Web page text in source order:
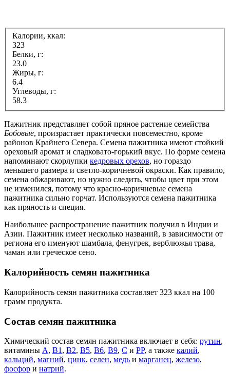
Калории, ккал:
323
Белки, г:
23.0
Жиры, г:
6.4
Углеводы, г:
58.3
Пажитник представляет собой пряное растение семейства
Бобовые, произрастает практически повсеместно, кроме
районов Крайнего Севера. Семена пажитника имеют стойкий
ореховый аромат и сладковато-горький вкус. По форме семена
напоминают скорлупки кедровых орехов, но гораздо
меньшего размера и светло-коричневой окраски. Как правило,
семена обжаривают, но нужно следить, чтобы цвет при этом
не изменился, потому что красно-коричневые семена
пажитника сильно горчат. Используются семена пажитника
как пряность и специя.
Наибольшее распространение пажитник получил в Индии и
Азии. Пажитник имеет несколько названий, в зависимости от
региона его именуют шамбала, фенугрек, верблюжья трава,
чаман или греческое сено.
Калорийность семян пажитника
Калорийность семян пажитника составляет 323 ккал на 100
грамм продукта.
Состав семян пажитника
Химический состав семян пажитника включает в себя: рутин,
витамины А, В1 , В2, В5, В6, В9, С и РР, а также калий,
кальций, магний, цинк, селен, медь и марганец, железо,
фосфор и натрий.